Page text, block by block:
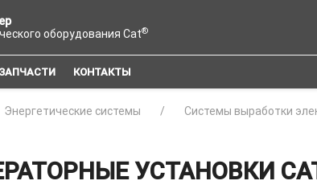
оборудования Cat®
КОНТАКТЫ
Энергетические системы Системы выработки
УСТАНОВКИ CAT